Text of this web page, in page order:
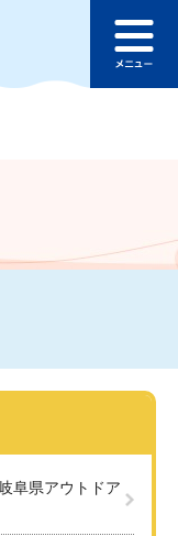
ュ
阜県アウトドア